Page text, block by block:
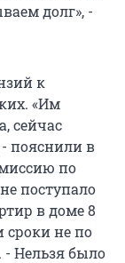
долг», -
к
«Им
сейчас
пояснили в
по
поступало
в доме 8
не по
- Нельзя было